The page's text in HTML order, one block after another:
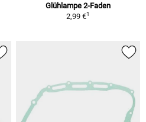
Glühlampe 2-Faden
2,99 €1